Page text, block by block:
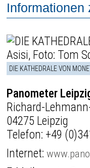
Informationen
DIE KATHEDRALE VON
Panometer
Richard-
04275 Leipzig
Telefon: +49
Internet: